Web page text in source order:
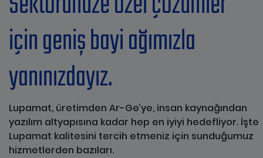
için geniş bayi ağımızla
yanınızdayız.
Lupamat, üretimden Ar-Ge’ye, insan kaynağından
yazılım altyapısına kadar hep en iyiyi hedefliyor. İşte
Lupamat kalitesini tercih etmeniz için sunduğumuz
hizmetlerden bazıları.